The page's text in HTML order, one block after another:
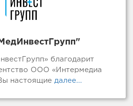
благодарит
ООО «Интермедиа
настоящие далее...